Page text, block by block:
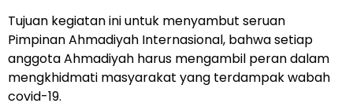
Tujuan kegiatan ini untuk menyambut seruan
Pimpinan Ahmadiyah Internasional, bahwa setiap
anggota Ahmadiyah harus mengambil peran dalam
mengkhidmati masyarakat yang terdampak wabah
covid-19.